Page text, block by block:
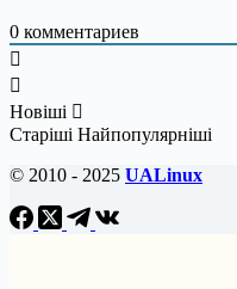
0 комментариев
Новіші
Старіші Найпопулярніші
© 2010 - 2025 UALinux